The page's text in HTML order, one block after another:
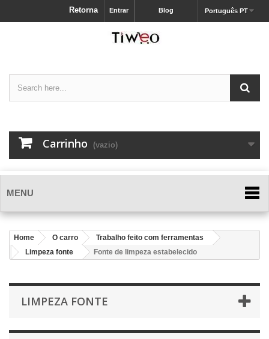
Português PT
Blog
Entrar
Retorna
Carrinho (vazio)
MENU
Home O carro
Trabalho feito com ferramentas
Limpeza fonte
Fonte de limpeza estabelecido
LIMPEZA FONTE